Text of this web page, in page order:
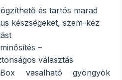
és tartós marad
készségeket, szem-kéz
minősítés –
választás
vasalható gyöngyök